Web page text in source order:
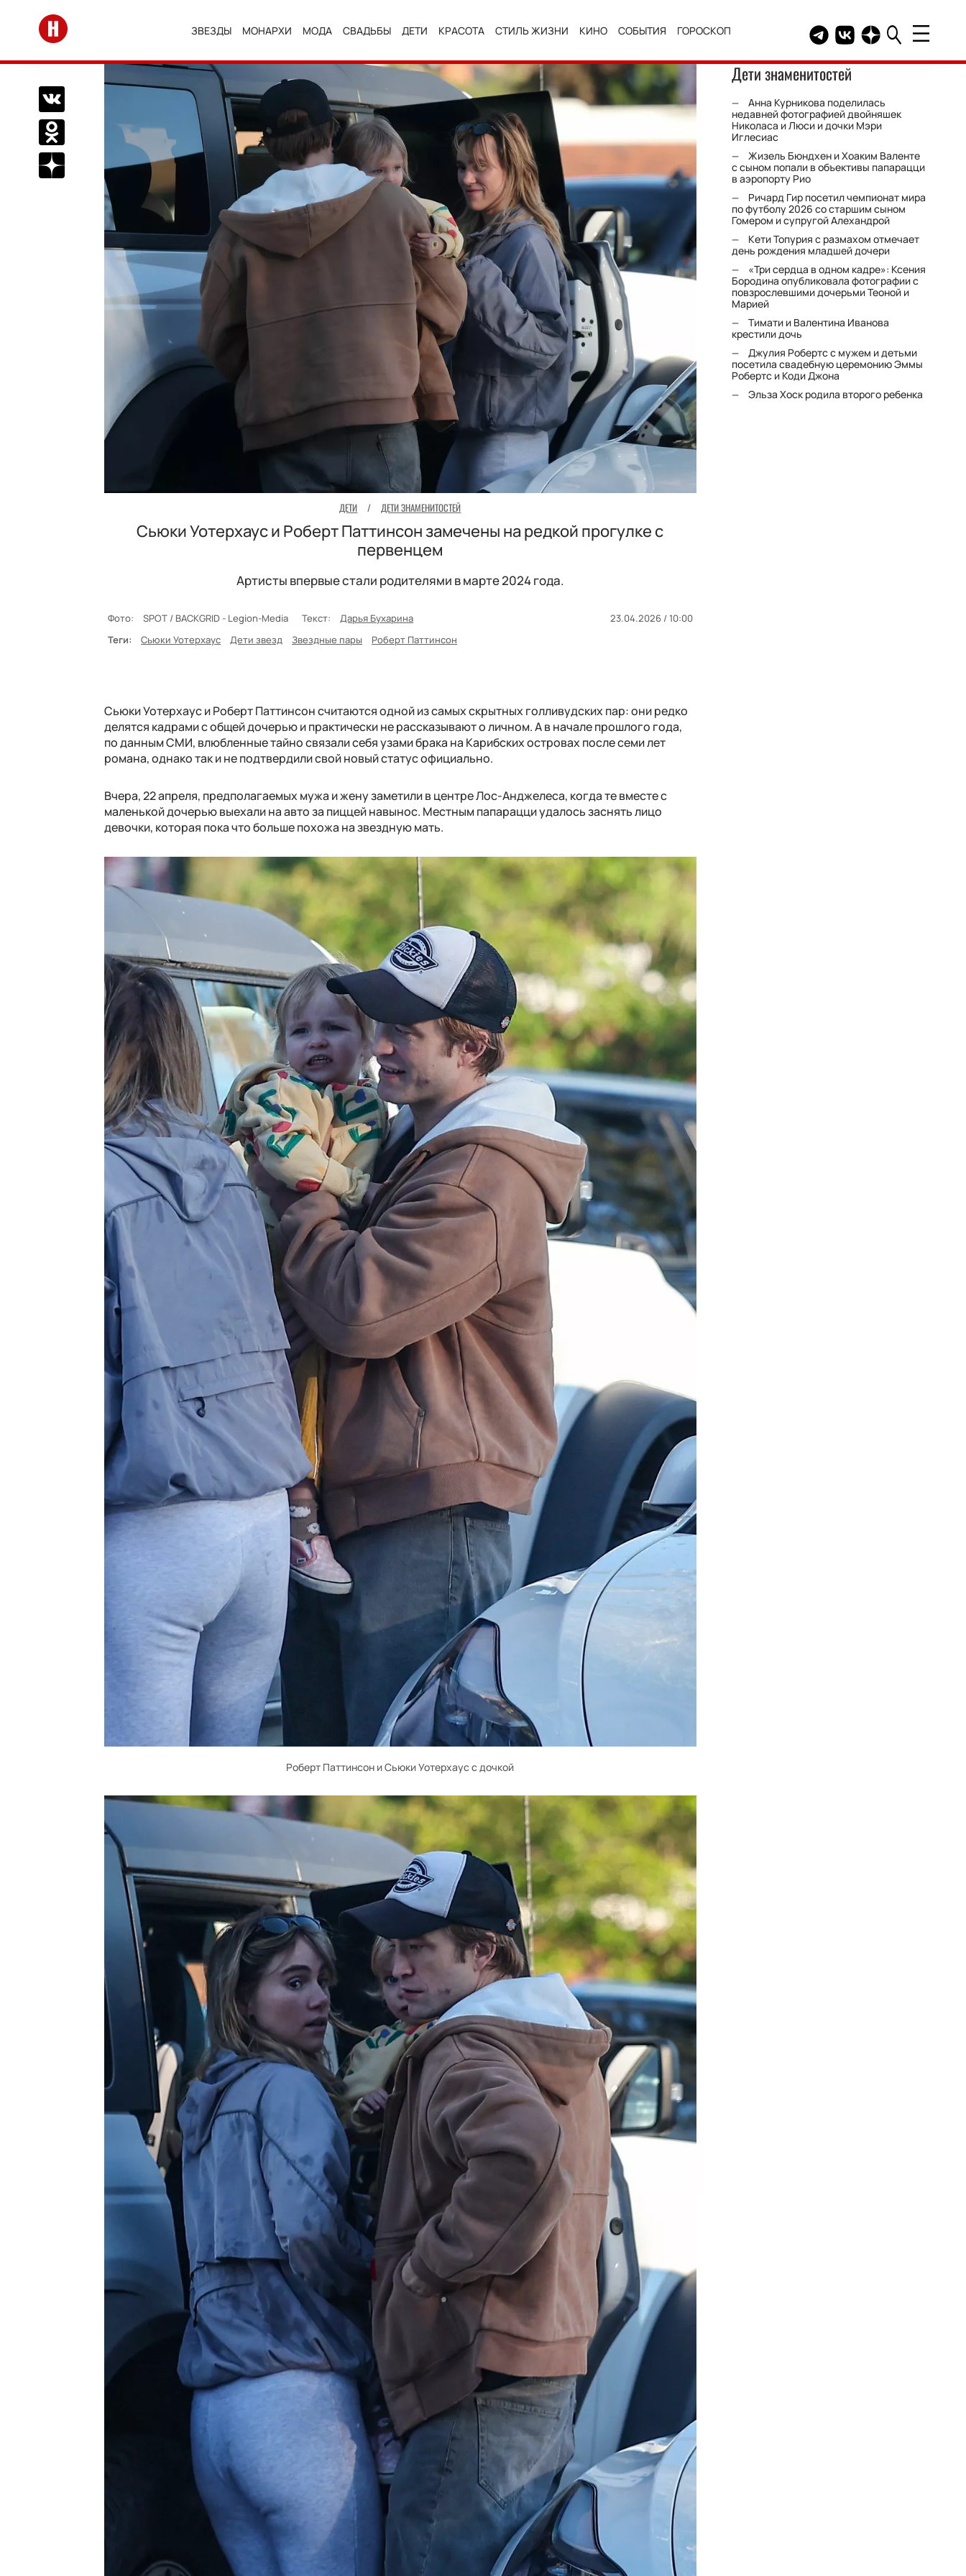
Перейти на главную
ЗВЕЗДЫ МОНАРХИ МОДА СВАДЬБЫ ДЕТИ КРАСОТА СТИЛЬ ЖИЗНИ КИНО СОБЫТИЯ ГОРОСКОП Telegram канал HELLO
Группа HELLO
Канал HELLO в
Поделиться Вконтакте
Поделиться в Одноклассниках
Подписаться на нас в Дзен
ДЕТИ / ДЕТИ ЗНАМЕНИТОСТЕЙ
Сьюки Уотерхаус и Роберт Паттинсон замечены на редкой прогулке с
первенцем
Артисты впервые стали родителями в марте 2024 года.
Фото: SPOT / BACKGRID - Legion-Media Текст: Дарья Бухарина
23.04.2026 / 10:00
Теги:
Сьюки Уотерхаус Дети звезд Звездные пары Роберт Паттинсон
Сьюки Уотерхаус и Роберт Паттинсон считаются одной из самых скрытных голливудских пар: они редко
делятся кадрами с общей дочерью и практически не рассказывают о личном. А в начале прошлого года,
по данным СМИ, влюбленные тайно связали себя узами брака на Карибских островах после семи лет
романа, однако так и не подтвердили свой новый статус официально.
Вчера, 22 апреля, предполагаемых мужа и жену заметили в центре Лос-Анджелеса, когда те вместе с
маленькой дочерью выехали на авто за пиццей навынос. Местным папарацци удалось заснять лицо
девочки, которая пока что больше похожа на звездную мать.
Роберт Паттинсон и Сьюки Уотерхаус с дочкой
Дети знаменитостей
Анна Курникова поделилась
недавней фотографией двойняшек
Николаса и Люси и дочки Мэри
Иглесиас
Жизель Бюндхен и Хоаким Валенте
с сыном попали в объективы папарацци
в аэропорту Рио
Ричард Гир посетил чемпионат мира
по футболу 2026 со старшим сыном
Гомером и супругой Алехандрой
Кети Топурия с размахом отмечает
день рождения младшей дочери
«Три сердца в одном кадре»: Ксения
Бородина опубликовала фотографии с
повзрослевшими дочерьми Теоной и
Марией
Тимати и Валентина Иванова
крестили дочь
Джулия Робертс с мужем и детьми
посетила свадебную церемонию Эммы
Робертс и Коди Джона
Эльза Хоск родила второго ребенка